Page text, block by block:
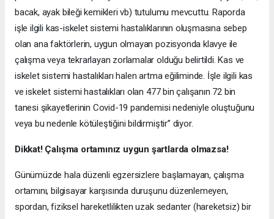
bacak, ayak bileği kemikleri vb) tutulumu mevcuttu. Raporda
işle ilgili kas-iskelet sistemi hastalıklarının oluşmasına sebep
olan ana faktörlerin, uygun olmayan pozisyonda klavye ile
çalışma veya tekrarlayan zorlamalar olduğu belirtildi. Kas ve
iskelet sistemi hastalıkları halen artma eğiliminde. İşle ilgili kas
ve iskelet sistemi hastalıkları olan 477 bin çalışanın 72 bin
tanesi şikayetlerinin Covid-19 pandemisi nedeniyle oluştuğunu
veya bu nedenle kötüleştiğini bildirmiştir” diyor.
Dikkat! Çalışma ortamınız uygun şartlarda olmazsa!
Günümüzde hala düzenli egzersizlere başlamayan, çalışma
ortamını, bilgisayar karşısında duruşunu düzenlemeyen,
spordan, fiziksel hareketlilikten uzak sedanter (hareketsiz) bir